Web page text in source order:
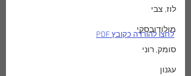
לוז, צבי
מולודובסקי
סומק, רוני
עגנון
לחצו להורדה כקובץ PDF